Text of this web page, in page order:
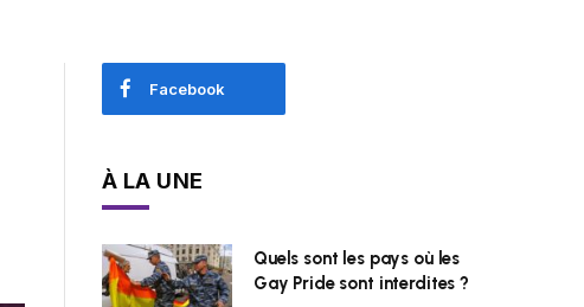
Facebook
À LA UNE
Quels sont les pays où les
Gay Pride sont interdites ?